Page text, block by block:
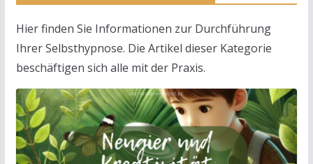
Hier finden Sie Informationen zur Durchführung
Ihrer Selbsthypnose. Die Artikel dieser Kategorie
beschäftigen sich alle mit der Praxis.